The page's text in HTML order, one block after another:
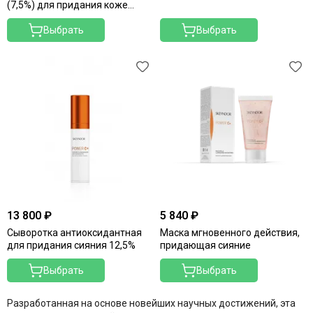
Mesopharm Professional
Metatron
Skeyndor
Skincouture
Skinosophy
Skin Resist
Tegoder
(7,5%) для придания коже
сияния
Выбрать
Выбрать
13 800 ₽
Сыворотка антиоксидантная
для придания сияния 12,5%
Выбрать
5 840 ₽
Маска мгновенного действия,
придающая сияние
Выбрать
Разработанная на основе новейших научных достижений, эта